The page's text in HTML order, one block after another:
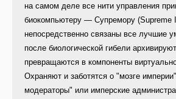
на самом деле все нити управления
биокомпьютеру — Супремору (Supreme
непосредственно связаны все лучшие
после биологической гибели
превращаются в компоненты
Охраняют и заботятся о "мозге
модераторы" или имперские